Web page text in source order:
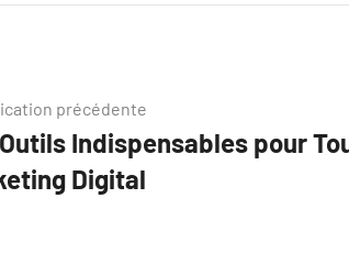
précédente
Indispensables pour
Digital